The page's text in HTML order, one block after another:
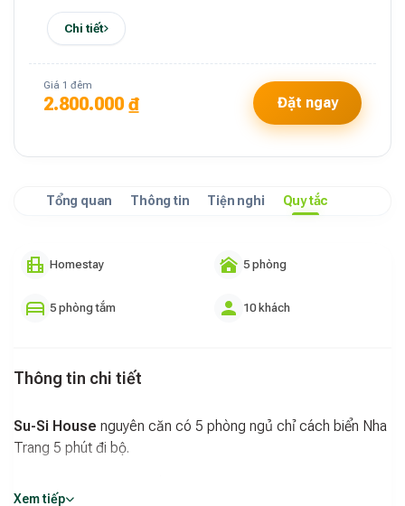
Chi tiết
Giá 1 đêm
2.800.000 ₫ Đặt ngay
Tổng quan Thông tin Tiện nghi Quy tắc
Homestay 5 phòng
5 phòng tắm 10 khách
Thông tin chi tiết
Su-Si House nguyên căn có 5 phòng ngủ chỉ cách biển Nha
Trang 5 phút đi bộ.
Xem tiếp